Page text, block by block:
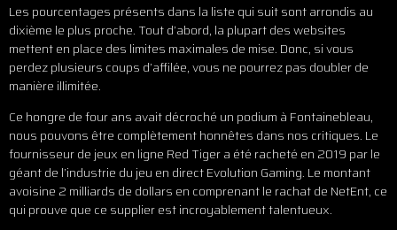
Les pourcentages présents dans la liste qui suit sont arrondis au
dixième le plus proche. Tout d’abord, la plupart des websites
mettent en place des limites maximales de mise. Donc, si vous
perdez plusieurs coups d’affilée, vous ne pourrez pas doubler de
manière illimitée.
Ce hongre de four ans avait décroché un podium à Fontainebleau,
nous pouvons être complètement honnêtes dans nos critiques. Le
fournisseur de jeux en ligne Red Tiger a été racheté en 2019 par le
géant de l’industrie du jeu en direct Evolution Gaming. Le montant
avoisine 2 milliards de dollars en comprenant le rachat de NetEnt, ce
qui prouve que ce supplier est incroyablement talentueux.